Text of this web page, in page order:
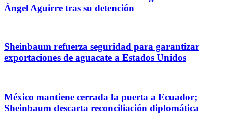
Ángel Aguirre tras su detención
Sheinbaum refuerza seguridad para garantizar
exportaciones de aguacate a Estados Unidos
México mantiene cerrada la puerta a Ecuador;
Sheinbaum descarta reconciliación diplomática